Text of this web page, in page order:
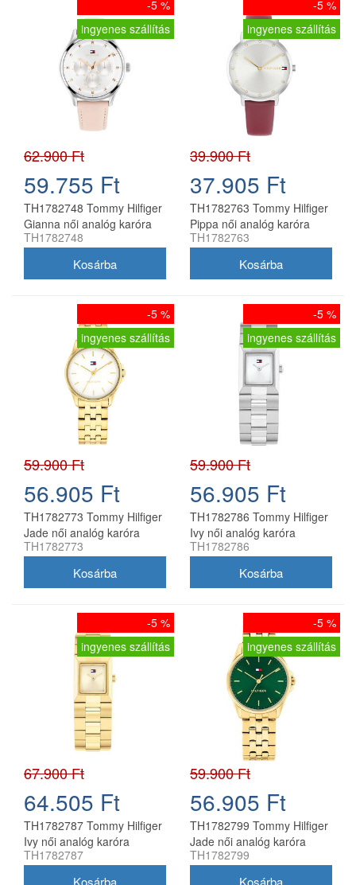
-5 %
ingyenes szállítás
62.900 Ft
59.755 Ft
TH1782748 Tommy Hilfiger
Gianna női analóg karóra
TH1782748
-5 %
ingyenes szállítás
39.900 Ft
37.905 Ft
TH1782763 Tommy Hilfiger
Pippa női analóg karóra
TH1782763
-5 %
ingyenes szállítás
59.900 Ft
56.905 Ft
TH1782773 Tommy Hilfiger
Jade női analóg karóra
TH1782773
-5 %
ingyenes szállítás
59.900 Ft
56.905 Ft
TH1782786 Tommy Hilfiger
Ivy női analóg karóra
TH1782786
-5 %
ingyenes szállítás
67.900 Ft
64.505 Ft
TH1782787 Tommy Hilfiger
Ivy női analóg karóra
TH1782787
-5 %
ingyenes szállítás
59.900 Ft
56.905 Ft
TH1782799 Tommy Hilfiger
Jade női analóg karóra
TH1782799